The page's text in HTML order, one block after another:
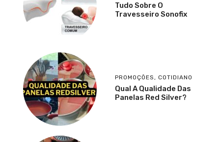
Tudo Sobre O
Travesseiro Sonofix
PROMOÇÕES, COTIDIANO
Qual A Qualidade Das
Panelas Red Silver?